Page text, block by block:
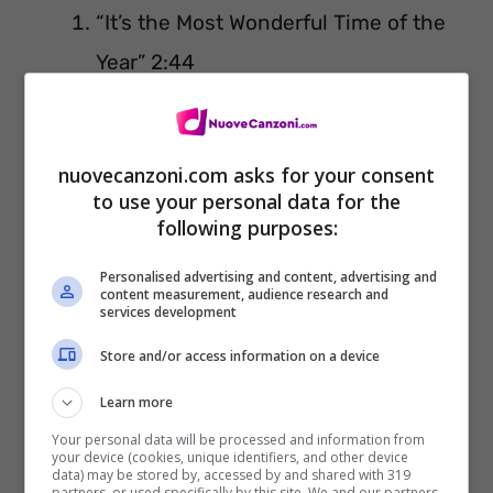
“It’s the Most Wonderful Time of the
Year” 2:44
“Santa Claus is Coming to Town”
(feat. Frank Sinatra) 2:15
“Winter Wonderland” 1:53
“Christmas Wrapping” (con Iggy Pop)
“Only You” (feat. James Corden)
“Let It Snow” 1:56
nuovecanzoni.com asks for your consent
to use your personal data for the
following purposes:
Personalised advertising and content, advertising and
content measurement, audience research and
services development
Store and/or access information on a device
Learn more
Your personal data will be processed and information from
your device (cookies, unique identifiers, and other device
data) may be stored by, accessed by and shared with 319